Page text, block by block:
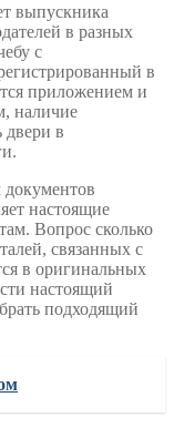
выпускника
в разных
с
в
приложением и
наличие
двери в
настоящие
Вопрос сколько
связанных с
в оригинальных
настоящий
подходящий